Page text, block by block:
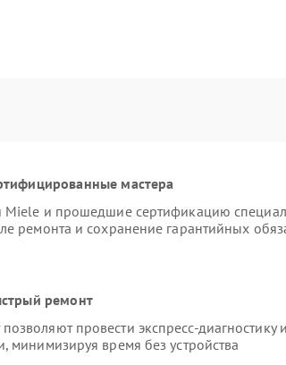
мастера
Miele и прошедшие сертификацию
ремонта и сохранение гарантийных
ремонт
провести экспресс-диагностику и
минимизируя время без устройства